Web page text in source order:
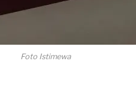
Foto Istimewa